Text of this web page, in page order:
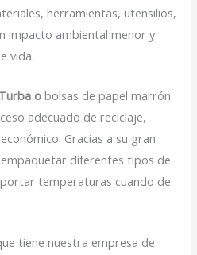
herramientas, utensilios,
impacto ambiental menor y
vida.
o bolsas de papel marrón
adecuado de reciclaje,
Gracias a su gran
diferentes tipos de
temperaturas cuando de
tiene nuestra empresa de